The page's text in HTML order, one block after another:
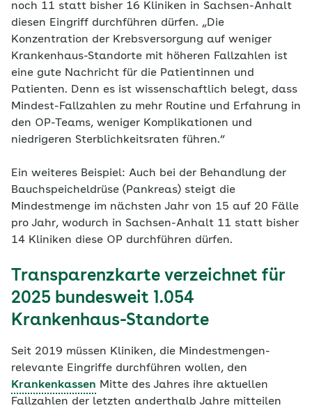
noch 11 statt bisher 16 Kliniken in Sachsen-Anhalt
diesen Eingriff durchführen dürfen. „Die
Konzentration der Krebsversorgung auf weniger
Krankenhaus-Standorte mit höheren Fallzahlen ist
eine gute Nachricht für die Patientinnen und
Patienten. Denn es ist wissenschaftlich belegt, dass
Mindest-Fallzahlen zu mehr Routine und Erfahrung in
den OP-Teams, weniger Komplikationen und
niedrigeren Sterblichkeitsraten führen.“
Ein weiteres Beispiel: Auch bei der Behandlung der
Bauchspeicheldrüse (Pankreas) steigt die
Mindestmenge im nächsten Jahr von 15 auf 20 Fälle
pro Jahr, wodurch in Sachsen-Anhalt 11 statt bisher
14 Kliniken diese OP durchführen dürfen.
Transparenzkarte verzeichnet für
2025 bundesweit 1.054
Krankenhaus-Standorte
Seit 2019 müssen Kliniken, die Mindestmengen-
relevante Eingriffe durchführen wollen, den
Krankenkassen Mitte des Jahres ihre aktuellen
Fallzahlen der letzten anderthalb Jahre mitteilen